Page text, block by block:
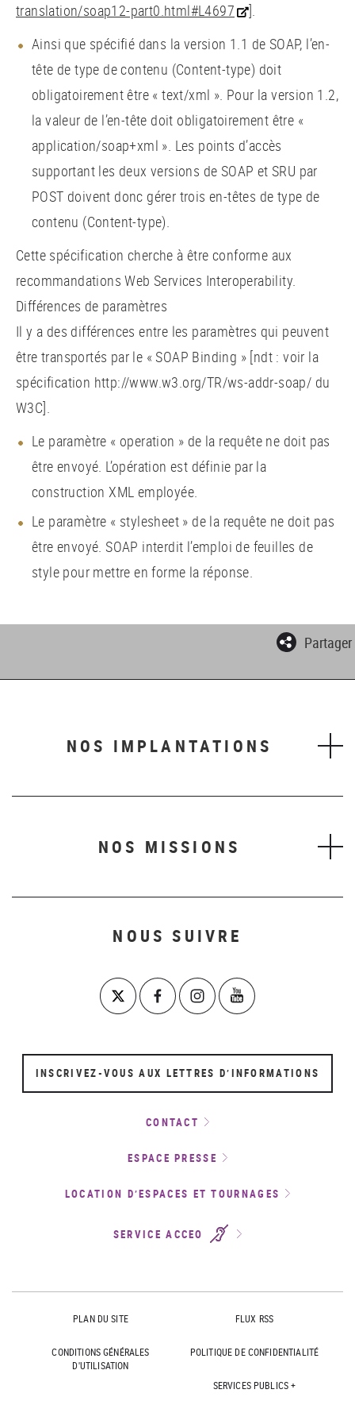
translation/soap12-part0.html#L4697
].
Ainsi que spécifié dans la version 1.1 de SOAP, l’en-
tête de type de contenu (Content-type) doit
obligatoirement être « text/xml ». Pour la version 1.2,
la valeur de l’en-tête doit obligatoirement être «
application/soap+xml ». Les points d’accès
supportant les deux versions de SOAP et SRU par
POST doivent donc gérer trois en-têtes de type de
contenu (Content-type).
Cette spécification cherche à être conforme aux
recommandations Web Services Interoperability.
Différences de paramètres
Il y a des différences entre les paramètres qui peuvent
être transportés par le « SOAP Binding » [ndt : voir la
spécification http://www.w3.org/TR/ws-addr-soap/ du
W3C].
Le paramètre « operation » de la requête ne doit pas
être envoyé. L’opération est définie par la
construction XML employée.
Le paramètre « stylesheet » de la requête ne doit pas
être envoyé. SOAP interdit l’emploi de feuilles de
style pour mettre en forme la réponse.
Partager
NOS IMPLANTATIONS
NOS MISSIONS
NOUS SUIVRE
INSCRIVEZ-VOUS AUX LETTRES D’INFORMATIONS
CONTACT
ESPACE PRESSE
LOCATION D’ESPACES ET TOURNAGES
SERVICE ACCEO
PLAN DU SITE FLUX RSS
CONDITIONS GÉNÉRALES
D'UTILISATION
POLITIQUE DE CONFIDENTIALITÉ
SERVICES PUBLICS +